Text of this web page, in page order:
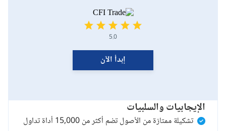
5.0
إبدأ الآن
الإيجابيات والسلبيات
تشكيلة ممتازة من الأصول تضم أكثر من 15,000 أداة تداول